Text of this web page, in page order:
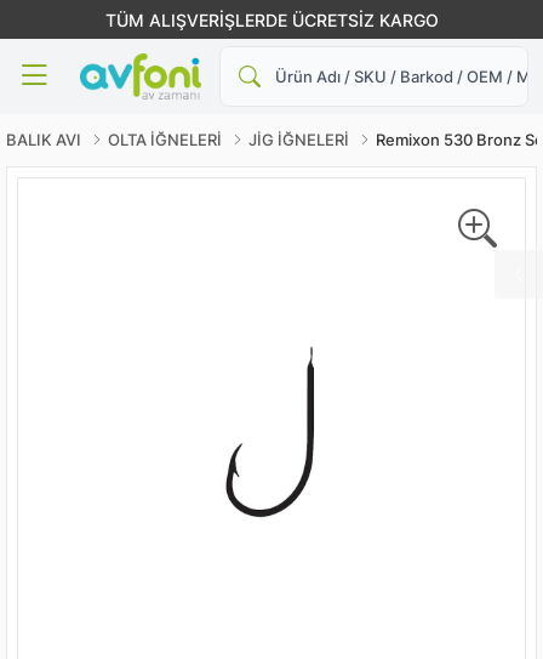
TÜM ALIŞVERİŞLERDE ÜCRETSİZ KARGO
BALIK AVI OLTA İĞNELERİ JİG İĞNELERİ Remixon 530 Bronz